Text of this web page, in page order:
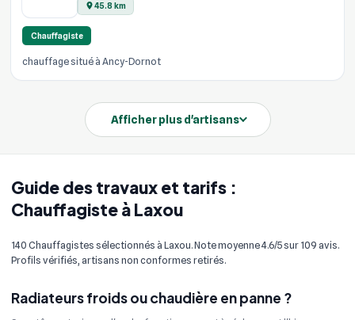
Guide des travaux et tarifs :
Chauffagiste à Laxou
140 Chauffagistes sélectionnés à Laxou. Note moyenne 4.6/5 sur 109 avis.
Profils vérifiés, artisans non conformes retirés.
Radiateurs froids ou chaudière en panne ?
45.8 km
Chauffagiste
chauffage situé à Ancy-Dornot
Afficher plus d'artisans